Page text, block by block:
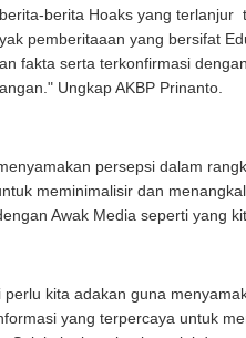
berita Hoaks yang terlanjur
pemberitaaan yang bersifat
fakta serta terkonfirmasi
Ungkap AKBP Prinanto.
persepsi dalam
meminimalisir dan
Awak Media seperti yang
perlu kita adakan guna
yang terpercaya untuk